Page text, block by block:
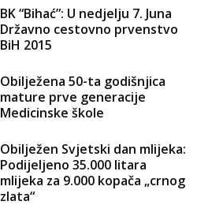
BK “Bihać”: U nedjelju 7. Juna
Državno cestovno prvenstvo
BiH 2015
Obilježena 50-ta godišnjica
mature prve generacije
Medicinske škole
Obilježen Svjetski dan mlijeka:
Podijeljeno 35.000 litara
mlijeka za 9.000 kopača „crnog
zlata“